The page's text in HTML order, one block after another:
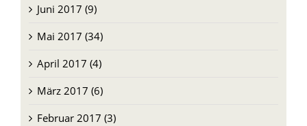
Juni 2017 (9)
Mai 2017 (34)
April 2017 (4)
März 2017 (6)
Februar 2017 (3)